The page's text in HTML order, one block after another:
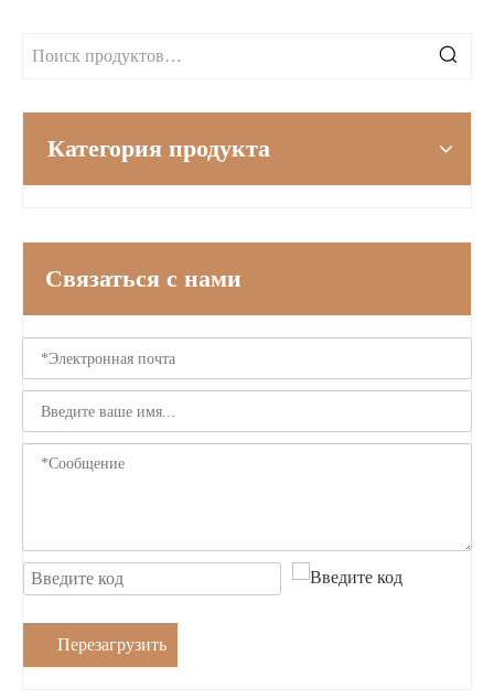
Категория продукта
Связаться с нами
Перезагрузить